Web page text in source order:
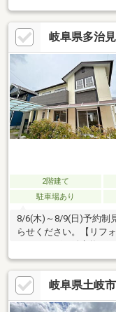
予約をタップ！見学日
さい≪ 直接お電話で！
青の「電話マーク」を
タップ！担当：小島～
29年！買いたい家があ
ルイ不動産～～～～～
岐阜県多治
2階建て
駐車場あり
8/6(木)～8/9(日)予約制
らせください。【リフ
換、ユニットバス交換
ス張替え、畳表替え、
インターホン設置、火
イント】・本物件は条
岐阜県土岐